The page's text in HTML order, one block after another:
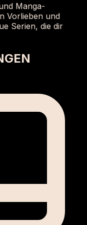
Manga-
Vorlieben und
Serien, die dir